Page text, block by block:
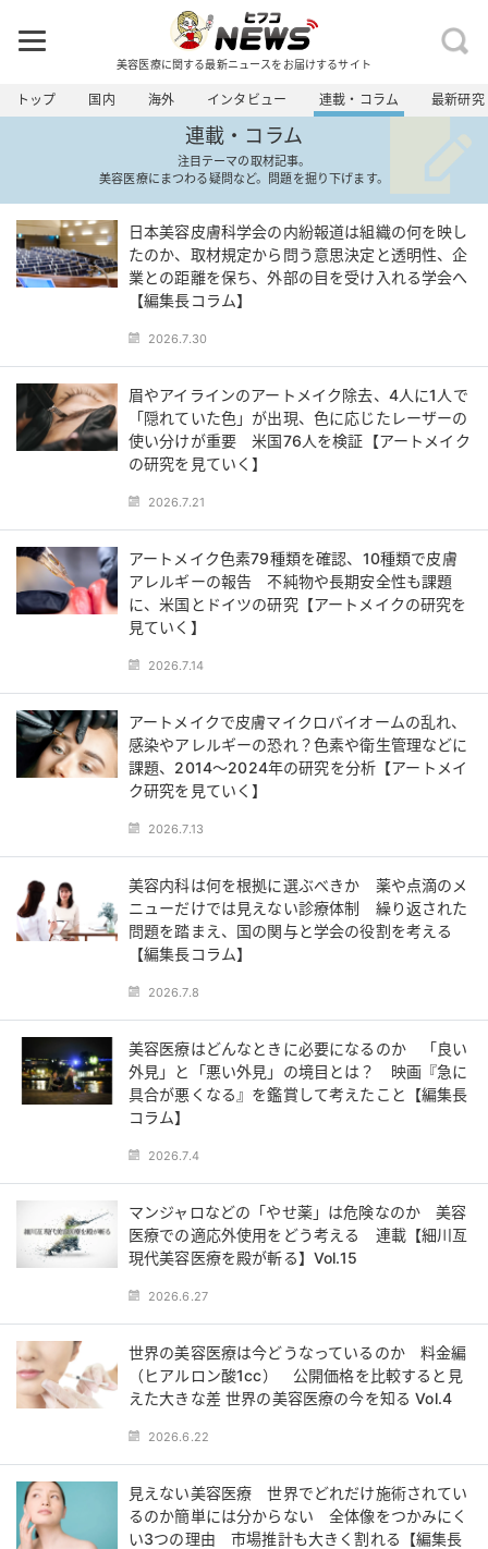
美容医療に関する最新ニュースをお届けするサイト
トップ 国内 海外 インタビュー 連載・コラム 最新研究
連載・コラム
注目テーマの取材記事。
美容医療にまつわる疑問など。問題を掘り下げます。
日本美容皮膚科学会の内紛報道は組織の何を映し
たのか、取材規定から問う意思決定と透明性、企
業との距離を保ち、外部の目を受け入れる学会へ
【編集長コラム】
2026.7.30
眉やアイラインのアートメイク除去、4人に1人で
「隠れていた色」が出現、色に応じたレーザーの
使い分けが重要 米国76人を検証【アートメイク
の研究を見ていく】
2026.7.21
アートメイク色素79種類を確認、10種類で皮膚
アレルギーの報告 不純物や長期安全性も課題
に、米国とドイツの研究【アートメイクの研究を
見ていく】
2026.7.14
アートメイクで皮膚マイクロバイオームの乱れ、
感染やアレルギーの恐れ？色素や衛生管理などに
課題、2014～2024年の研究を分析【アートメイ
ク研究を見ていく】
2026.7.13
美容内科は何を根拠に選ぶべきか 薬や点滴のメ
ニューだけでは見えない診療体制 繰り返された
問題を踏まえ、国の関与と学会の役割を考える
【編集長コラム】
2026.7.8
美容医療はどんなときに必要になるのか 「良い
外見」と「悪い外見」の境目とは？ 映画『急に
具合が悪くなる』を鑑賞して考えたこと【編集長
コラム】
2026.7.4
マンジャロなどの「やせ薬」は危険なのか 美容
医療での適応外使用をどう考える 連載【細川亙
現代美容医療を殿が斬る】Vol.15
2026.6.27
世界の美容医療は今どうなっているのか 料金編
（ヒアルロン酸1cc） 公開価格を比較すると見
えた大きな差 世界の美容医療の今を知る Vol.4
2026.6.22
見えない美容医療 世界でどれだけ施術されてい
るのか簡単には分からない 全体像をつかみにく
い3つの理由 市場推計も大きく割れる【編集長